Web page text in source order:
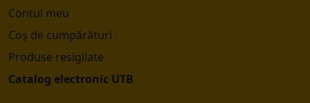
Contul meu
Coș de cumpărături
Produse resigilate
Catalog electronic UTB